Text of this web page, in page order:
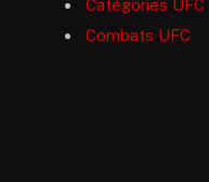
Catégories UFC
Combats UFC